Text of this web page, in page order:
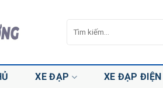
kiếm:
XE ĐẠP XE ĐẠP ĐIỆN